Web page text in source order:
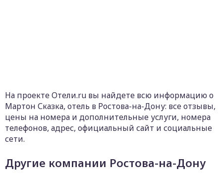
На проекте Отели.ru вы найдете всю информацию о
Мартон Сказка, отель в Ростова-на-Дону: все отзывы,
цены на номера и дополнительные услуги, номера
телефонов, адрес, официальный сайт и социальные
сети.
Другие компании Ростова-на-Дону